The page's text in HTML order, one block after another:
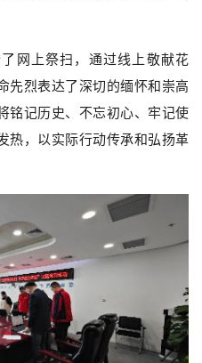
网上祭扫，通过线上敬献花
先烈表达了深切的缅怀和崇高
铭记历史、不忘初心、牢记使
热，以实际行动传承和弘扬革